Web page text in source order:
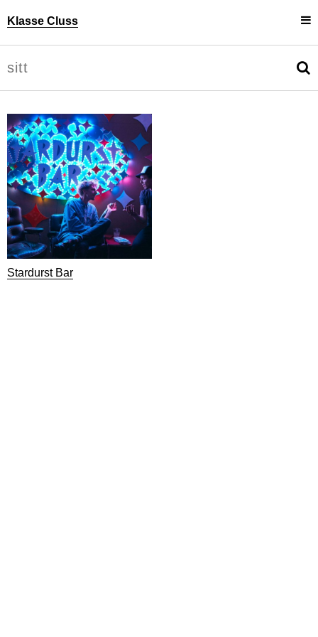
Klasse Cluss
Personen
Projekte
Uli Cluss
Information
Stardurst Bar